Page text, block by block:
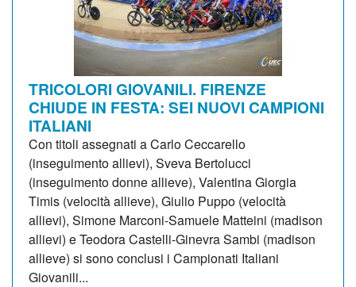
TRICOLORI GIOVANILI. FIRENZE
CHIUDE IN FESTA: SEI NUOVI CAMPIONI
ITALIANI
Con titoli assegnati a Carlo Ceccarello
(inseguimento allievi), Sveva Bertolucci
(inseguimento donne allieve), Valentina Giorgia
Timis (velocità allieve), Giulio Puppo (velocità
allievi), Simone Marconi-Samuele Matteini (madison
allievi) e Teodora Castelli-Ginevra Sambi (madison
allieve) si sono conclusi i Campionati Italiani
Giovanili...